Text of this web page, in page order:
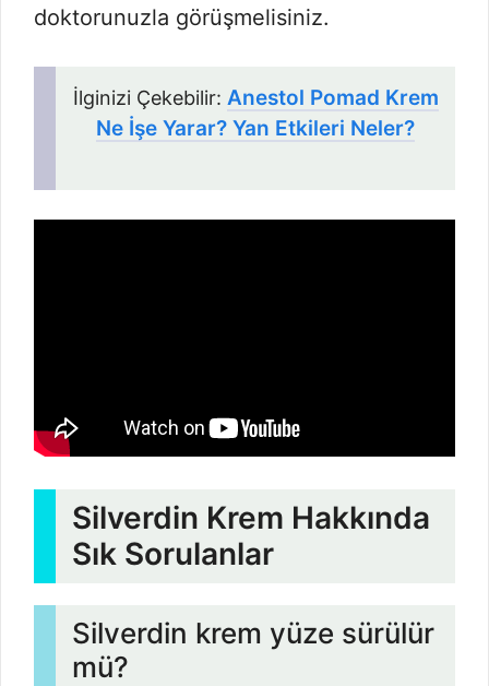
doktorunuzla görüşmelisiniz.
İlginizi Çekebilir: Anestol Pomad Krem
Ne İşe Yarar? Yan Etkileri Neler?
Silverdin Krem Hakkında
Sık Sorulanlar
Silverdin krem yüze sürülür
mü?